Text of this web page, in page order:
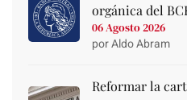
orgánica del
06 Agosto 2026
por Aldo Abram
Reformar la